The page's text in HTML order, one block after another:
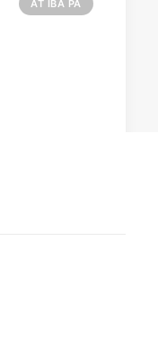
AT IBA PA
an ML